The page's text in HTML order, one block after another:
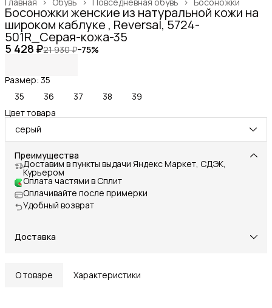
Босоножки женские из натуральной кожи на
широком каблуке , Reversal, 5724-
501R_Серая-кожа-35
5 428 ₽21 930 ₽−75%
Размер: 35
35
36 37 38
39
Цвет товара
серый
Преимущества
Доставим в пункты выдачи Яндекс Маркет, СДЭК,
Курьером
Оплата частями в Сплит
Оплачивайте после примерки
Удобный возврат
Доставка
О товаре Характеристики